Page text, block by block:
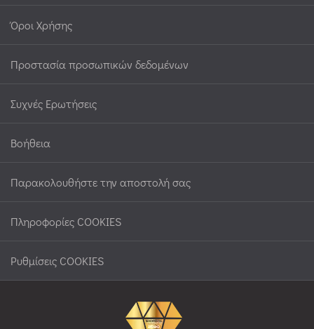
Όροι Χρήσης
Προστασία προσωπικών δεδομένων
Συχνές Ερωτήσεις
Βοήθεια
Παρακολουθήστε την αποστολή σας
Πληροφορίες COOKIES
Ρυθμίσεις COOKIES